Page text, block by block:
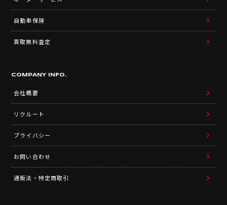
自動車保険
買取無料査定
COMPANY INFO.
会社概要
リクルート
プライバシー
お問い合わせ
通販法・特定商取引